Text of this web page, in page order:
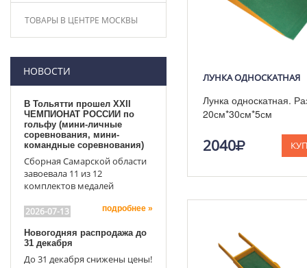
ТОВАРЫ В ЦЕНТРЕ МОСКВЫ
НОВОСТИ
В Тольятти прошел XXII
ЧЕМПИОНАТ РОССИИ по
гольфу (мини-личные
соревнования, мини-
командные соревнования)
Сборная Самарской области
завоевала 11 из 12
комплектов медалей
2026-07-13 подробнее »
Новогодняя распродажа до
31 декабря
До 31 декабря снижены цены!
ЛУНКА ОДНОСКАТНАЯ
Лунка односкатная.
20см*30см*5см
2040